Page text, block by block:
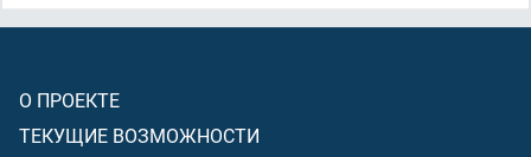
О ПРОЕКТЕ
ТЕКУЩИЕ ВОЗМОЖНОСТИ